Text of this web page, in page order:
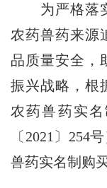
为严格落
农药兽药来源
品质量安全，
振兴战略，根
农药兽药实
〔2021 〕 254号
兽药实名制购